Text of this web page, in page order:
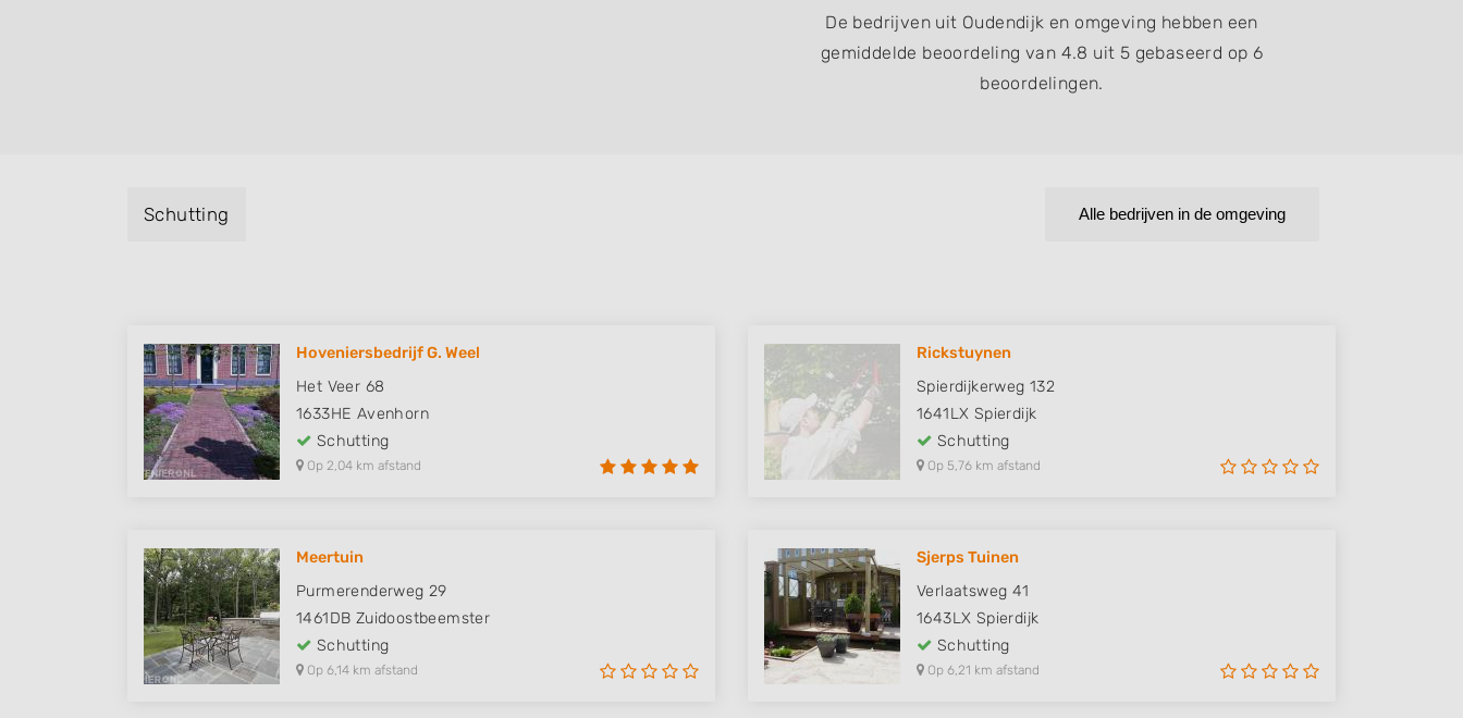
De bedrijven uit Oudendijk en omgeving hebben een
gemiddelde beoordeling van 4.8 uit 5 gebaseerd op 6
beoordelingen.
Schutting Alle bedrijven in de omgeving
Hoveniersbedrijf G. Weel
Het Veer 68
1633HE Avenhorn
Schutting
Op 2,04 km afstand
Rickstuynen
Spierdijkerweg 132
1641LX Spierdijk
Schutting
Op 5,76 km afstand
Meertuin
Purmerenderweg 29
1461DB Zuidoostbeemster
Schutting
Op 6,14 km afstand
Sjerps Tuinen
Verlaatsweg 41
1643LX Spierdijk
Schutting
Op 6,21 km afstand